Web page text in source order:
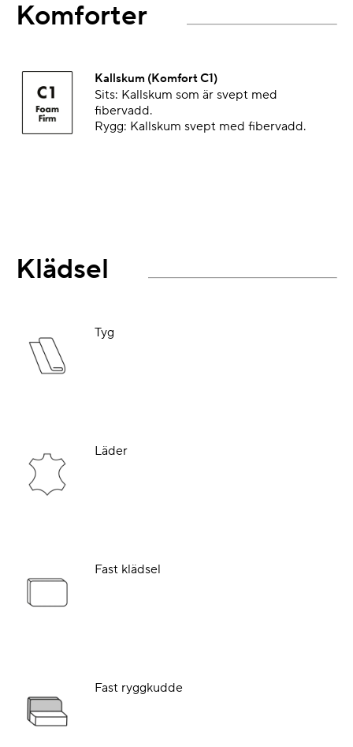
Komforter
Kallskum (Komfort C1)
Sits: Kallskum som är svept med
fibervadd.
Rygg: Kallskum svept med fibervadd.
Klädsel
Tyg
Läder
Fast klädsel
Fast ryggkudde